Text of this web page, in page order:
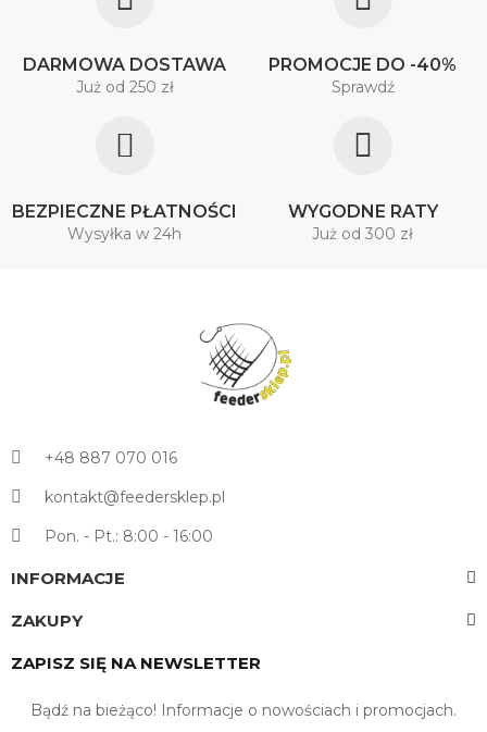
DARMOWA DOSTAWA
Już od 250 zł
PROMOCJE DO -40%
Sprawdź
BEZPIECZNE PŁATNOŚCI
Wysyłka w 24h
WYGODNE RATY
Już od 300 zł
+48 887 070 016
kontakt@feedersklep.pl
Pon. - Pt.: 8:00 - 16:00
INFORMACJE
ZAKUPY
ZAPISZ SIĘ NA NEWSLETTER
Bądź na bieżąco! Informacje o nowościach i promocjach.